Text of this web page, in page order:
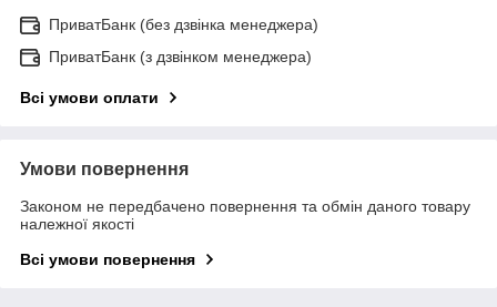
ПриватБанк (без дзвінка менеджера)
ПриватБанк (з дзвінком менеджера)
Всі умови оплати
Умови повернення
Законом не передбачено повернення та обмін даного товару
належної якості
Всі умови повернення